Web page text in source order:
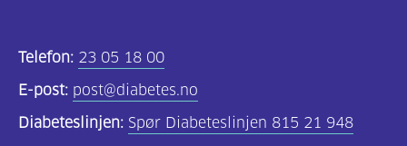
Om
Telefon: 23 05 18 00
E-post: post@diabetes.no
Diabeteslinjen: Spør Diabeteslinjen 815 21 948